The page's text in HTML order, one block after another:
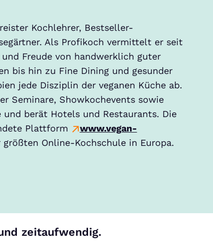
Kochlehrer, Bestseller-
Als Profikoch vermittelt er seit
Freude von handwerklich guter
bis hin zu Fine Dining und gesunder
jede Disziplin der veganen Küche ab.
Seminare, Showkochevents sowie
berät Hotels und Restaurants. Die
Plattform
www.vegan-
Online-Kochschule in Europa.
zeitaufwendig.